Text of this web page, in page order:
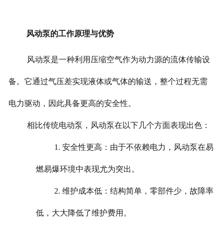
风动泵的工作原理与优势
风动泵是一种利用压缩空气作为动力源的流体传输设
备。它通过气压差实现液体或气体的输送，整个过程无需
电力驱动，因此具备更高的安全性。
相比传统电动泵，风动泵在以下几个方面表现出色：
1. 安全性更高：由于不依赖电力，风动泵在易
燃易爆环境中表现尤为突出。
2. 维护成本低：结构简单，零部件少，故障率
低，大大降低了维护费用。